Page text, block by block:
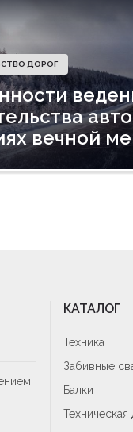
ДОРОГ
вечной
КАТАЛОГ
Техника
Забивные
Балки